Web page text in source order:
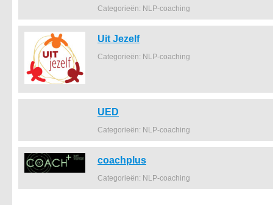
Categorieën: NLP-coaching
Uit Jezelf
Categorieën: NLP-coaching
UED
Categorieën: NLP-coaching
coachplus
Categorieën: NLP-coaching